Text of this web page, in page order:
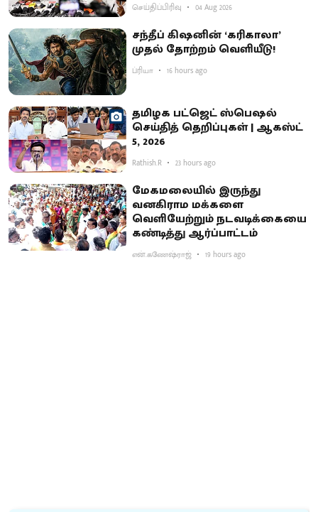
செய்திப்பிரிவு 04 Aug 2026
சந்தீப் கிஷனின் ‘கரிகாலா’
முதல் தோற்றம் வெளியீடு!
ப்ரியா 16 hours ago
தமிழக பட்ஜெட் ஸ்பெஷல்
செய்தித் தெறிப்புகள் | ஆகஸ்ட்
5, 2026
Rathish.R 23 hours ago
மேகமலையில் இருந்து
வனகிராம மக்களை
வெளியேற்றும் நடவடிக்கையை
கண்டித்து ஆர்ப்பாட்டம்
என்.கணேஷ்ராஜ் 19 hours ago